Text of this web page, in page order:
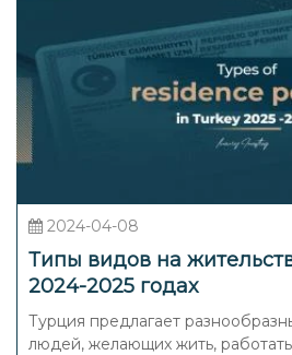
2024-04-08
Типы видов на
2024-2025 годах
Турция предлагает
людей, желающих жить,